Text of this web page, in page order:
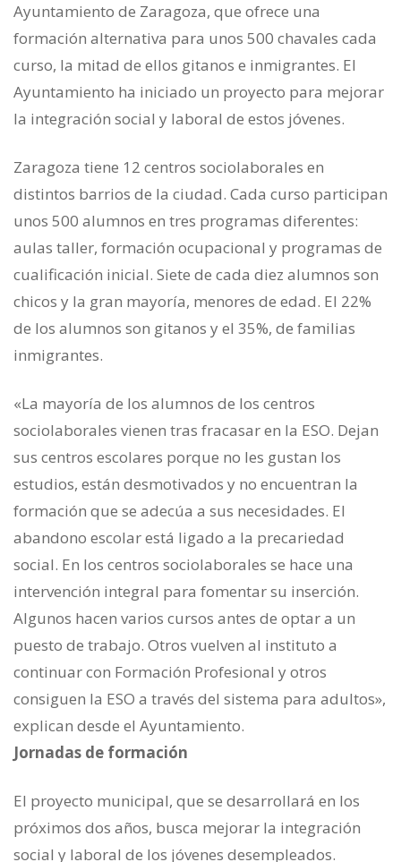
Ayuntamiento de Zaragoza, que ofrece una
formación alternativa para unos 500 chavales cada
curso, la mitad de ellos gitanos e inmigrantes. El
Ayuntamiento ha iniciado un proyecto para mejorar
la integración social y laboral de estos jóvenes.
Zaragoza tiene 12 centros sociolaborales en
distintos barrios de la ciudad. Cada curso participan
unos 500 alumnos en tres programas diferentes:
aulas taller, formación ocupacional y programas de
cualificación inicial. Siete de cada diez alumnos son
chicos y la gran mayoría, menores de edad. El 22%
de los alumnos son gitanos y el 35%, de familias
inmigrantes.
«La mayoría de los alumnos de los centros
sociolaborales vienen tras fracasar en la ESO. Dejan
sus centros escolares porque no les gustan los
estudios, están desmotivados y no encuentran la
formación que se adecúa a sus necesidades. El
abandono escolar está ligado a la precariedad
social. En los centros sociolaborales se hace una
intervención integral para fomentar su inserción.
Algunos hacen varios cursos antes de optar a un
puesto de trabajo. Otros vuelven al instituto a
continuar con Formación Profesional y otros
consiguen la ESO a través del sistema para adultos»,
explican desde el Ayuntamiento.
Jornadas de formación
El proyecto municipal, que se desarrollará en los
próximos dos años, busca mejorar la integración
social y laboral de los jóvenes desempleados.